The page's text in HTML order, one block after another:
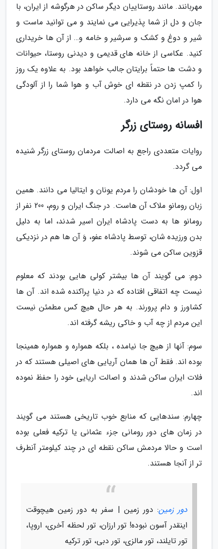
مهربانند. مانند روستاییان دیگر ساکن در هرگوشه از ایران، با
جان و دل از شما پذیرایی می نمایند و می توانید ماست و
شیر و دوغ و کشک و سرشیر و خامه و… از آن ها خریداری
کنید. عکاسی از خانه های قدیمی و دیدنی روستا، حیوانات
و دشت ها حتماً برایتان جالب خواهد بود. به علاوه یک روز
را کمپ زدن در نقطه ای خوش آب و هوا شما را از آلودگی
هوا در امان نگه می دارد.
افسانه روستای زرگر
روایات متعددی راجع به اصالت مردمان روستای زرگر شنیده
می گردد.
اول: آن ها خودشان را مردم یونان و ایتالیا می دانند. همین
زبان رومانو ملاک آن هاست. در جنگ ایران و روم، 200 نفر از
رومانو ها به دست پادشاه ایران اسیر شدند، اما به دلیل
بدن ورزیده شان، توسط پادشاه عفو، وَ آن ها هم در نزدیکی
قزوین ساکن می شوند.
دوم: می گویند آن ها بیشتر کولی هایی بودند که معلوم
نیست چه اتفاقی افتاده که در دنیا پراکنده شده اند. آن ها
کشاورز و دام پرورند. به هر حال هیچ کس مطمئن نیست
این مردم از چه آب و خاکی ریشه گرفته اند.
سوم: آنها از هیچ جا نیامده ، بلکه همواره و همواره همینجا
بوده اند. فقط آن ها همان آریایی های اصیلی هستند که در
فلات ایران ساکن شدند و اصالت اریایی خود را حفظ نموده
اند.
چهارم: سندهایی که منابع خوب تاریخی هستند می گویند
در زمان های دور رومانی جزء عثمانی یا ترکیه فعلی بوده
است و حالا مردمش ساکن نقطه ای در چند کیلومتر آنطرف
تر از آنجا هستند.
دور زمین: دور زمین | سفر به دور زمین هیچوقت
اینقدر آسون نبوده! تور ارزان، تور لحظه آخری، اروپا،
تور تایلند، تور مالزی، تور دبی، تور ترکیه